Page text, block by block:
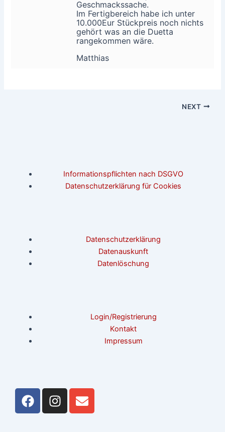
Geschmackssache.
Im Fertigbereich habe ich unter
10.000Eur Stückpreis noch nichts
gehört was an die Duetta
rangekommen wäre.
Matthias
NEXT
Informationspflichten nach DSGVO
Datenschutzerklärung für Cookies
Datenschutzerklärung
Datenauskunft
Datenlöschung
Login/Registrierung
Kontakt
Impressum
F
a
I
n
E
n